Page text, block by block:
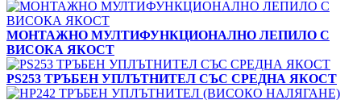
МОНТАЖНО МУЛТИФУНКЦИОНАЛНО ЛЕПИЛО С
ВИСОКА ЯКОСТ
PS253 ТРЪБЕН УПЛЪТНИТЕЛ СЪС СРЕДНА ЯКОСТ